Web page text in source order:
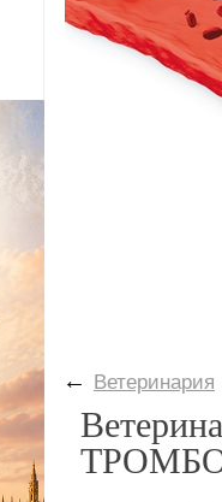
← Ветеринария